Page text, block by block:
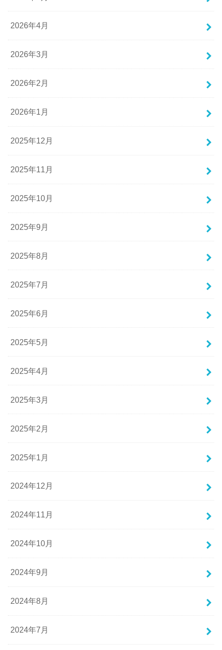
2026年4月
2026年3月
2026年2月
2026年1月
2025年12月
2025年11月
2025年10月
2025年9月
2025年8月
2025年7月
2025年6月
2025年5月
2025年4月
2025年3月
2025年2月
2025年1月
2024年12月
2024年11月
2024年10月
2024年9月
2024年8月
2024年7月